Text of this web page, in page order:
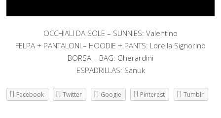
OCCHIALI DA SOLE – SUNNIES: Valentino
FELPA + PANTALONI – HOODIE + PANTS: Lorella Signorino
BORSA – BAG: Gherardini
ESPADRILLAS: Sanuk
Facebook Twitter Google Pinterest Tumblr